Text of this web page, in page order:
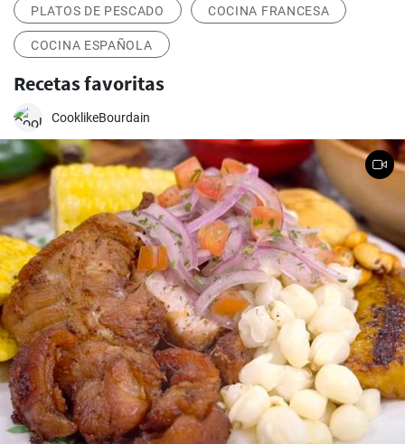
PLATOS DE PESCADO COCINA FRANCESA
COCINA ESPAÑOLA
Recetas favoritas
CooklikeBourdain